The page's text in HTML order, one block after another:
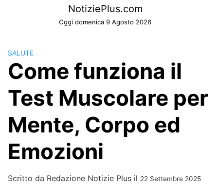
NotiziePlus.com
Oggi domenica 9 Agosto 2026
SALUTE
Come funziona il
Test Muscolare per
Mente, Corpo ed
Emozioni
Scritto da Redazione Notizie Plus il 22 Settembre 2025